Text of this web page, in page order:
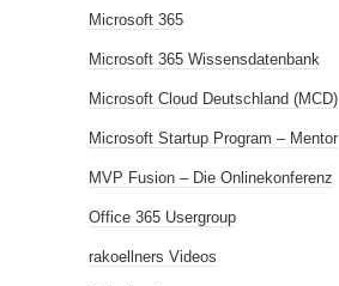
Microsoft 365
Microsoft 365 Wissensdatenbank
Microsoft Cloud Deutschland (MCD)
Microsoft Startup Program – Mentor
MVP Fusion – Die Onlinekonferenz
Office 365 Usergroup
rakoellners Videos